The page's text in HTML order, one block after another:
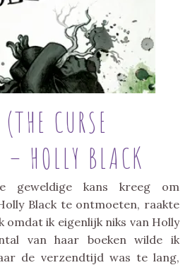
CURSE
HOLLY BLACK
geweldige kans kreeg om
Black te ontmoeten, raakte
omdat ik eigenlijk niks van Holly
van haar boeken wilde ik
de verzendtijd was te lang,